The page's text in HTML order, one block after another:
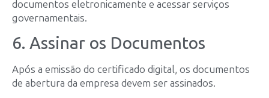
documentos eletronicamente e acessar serviços
governamentais.
6. Assinar os Documentos
Após a emissão do certificado digital, os documentos
de abertura da empresa devem ser assinados.